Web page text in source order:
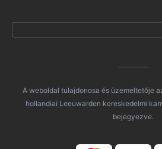
A weboldal tulajdonosa és üzemeltetője
hollandiai Leeuwarden kereskedelmi
bejegyezve.